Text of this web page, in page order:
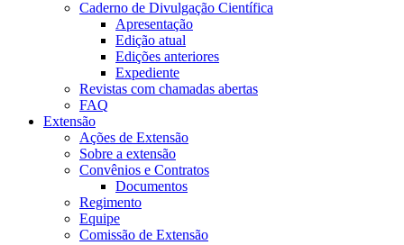
Caderno de Divulgação Científica
Apresentação
Edição atual
Edições anteriores
Expediente
Revistas com chamadas abertas
FAQ
Extensão
Ações de Extensão
Sobre a extensão
Convênios e Contratos
Documentos
Regimento
Equipe
Comissão de Extensão